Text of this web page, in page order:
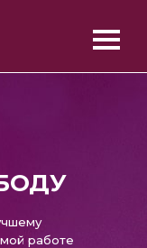
работе